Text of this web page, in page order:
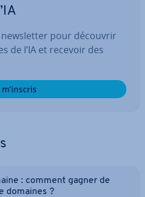
pour découvrir
de l’IA et recevoir des
m’inscris
: comment gagner de
domaines ?